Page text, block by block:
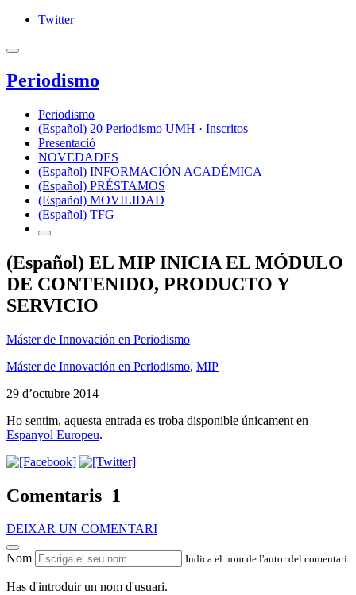
Twitter
Periodismo
Periodismo
(Español) 20 Periodismo UMH · Inscritos
Presentació
NOVEDADES
(Español) INFORMACIÓN ACADÉMICA
(Español) PRÉSTAMOS
(Español) MOVILIDAD
(Español) TFG
(Español) EL MIP INICIA EL MÓDULO
DE CONTENIDO, PRODUCTO Y
SERVICIO
Máster de Innovación en Periodismo
Máster de Innovación en Periodismo, MIP
29 d’octubre 2014
Ho sentim, aquesta entrada es troba disponible únicament en
Espanyol Europeu.
Comentaris 1
DEIXAR UN COMENTARI
Nom Indica el nom de l'autor del comentari.
Has d'introduir un nom d'usuari.